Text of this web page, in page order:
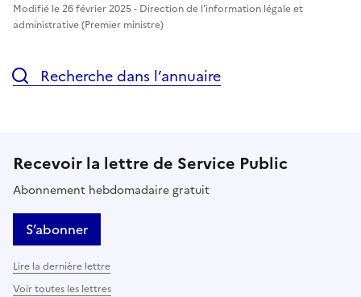
Modifié le 26 février 2025 - Direction de l'information légale et
administrative (Premier ministre)
Recherche dans l’annuaire
Recevoir la lettre de Service Public
Abonnement hebdomadaire gratuit
S’abonner
Lire la dernière lettre
Voir toutes les lettres